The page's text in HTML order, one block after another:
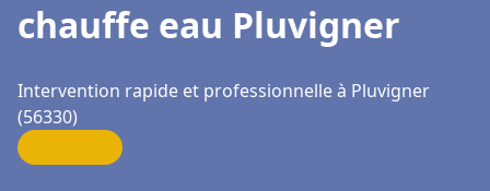
chauffe eau Pluvigner
Intervention rapide et professionnelle à Pluvigner
(56330)